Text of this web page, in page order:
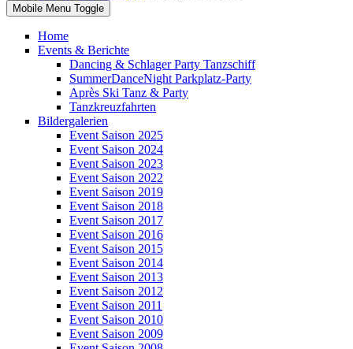
Mobile Menu Toggle
Home
Events & Berichte
Dancing & Schlager Party Tanzschiff
SummerDanceNight Parkplatz-Party
Après Ski Tanz & Party
Tanzkreuzfahrten
Bildergalerien
Event Saison 2025
Event Saison 2024
Event Saison 2023
Event Saison 2022
Event Saison 2019
Event Saison 2018
Event Saison 2017
Event Saison 2016
Event Saison 2015
Event Saison 2014
Event Saison 2013
Event Saison 2012
Event Saison 2011
Event Saison 2010
Event Saison 2009